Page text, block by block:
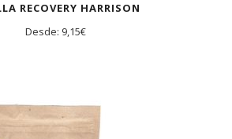
RECOVERY HARRISON
Desde: 9,15€